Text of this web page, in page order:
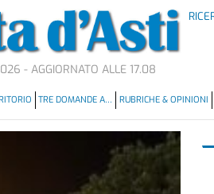
- AGGIORNATO ALLE 17.08
TRE DOMANDE A… RUBRICHE & OPINIONI